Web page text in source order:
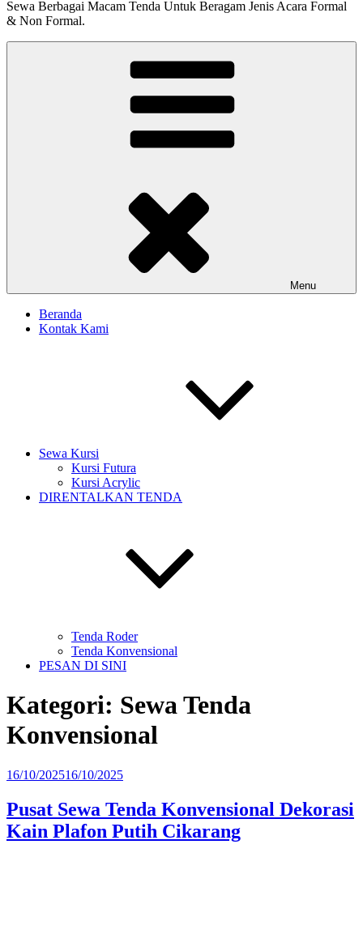
Sewa Berbagai Macam Tenda Untuk Beragam Jenis Acara Formal
& Non Formal.
Menu
Beranda
Kontak Kami
Sewa Kursi
Kursi Futura
Kursi Acrylic
DIRENTALKAN TENDA
Tenda Roder
Tenda Konvensional
PESAN DI SINI
Kategori: Sewa Tenda
Konvensional
Diposkan
16/10/202516/10/2025
Pusat Sewa Tenda Konvensional Dekorasi
Kain Plafon Putih Cikarang